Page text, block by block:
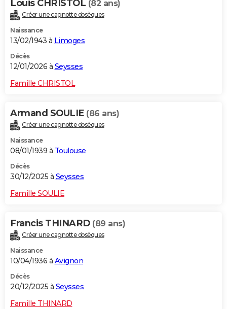
Louis CHRISTOL (82 ans)
Créer une cagnotte obsèques
Naissance
13/02/1943 à Limoges
Décès
12/01/2026 à Seysses
Famille CHRISTOL
Armand SOULIE (86 ans)
Créer une cagnotte obsèques
Naissance
08/01/1939 à Toulouse
Décès
30/12/2025 à Seysses
Famille SOULIE
Francis THINARD (89 ans)
Créer une cagnotte obsèques
Naissance
10/04/1936 à Avignon
Décès
20/12/2025 à Seysses
Famille THINARD